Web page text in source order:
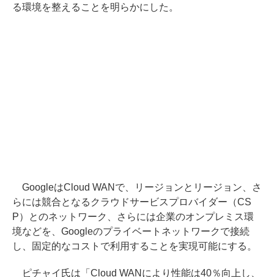
る環境を整えることを明らかにした。
GoogleはCloud WANで、リージョンとリージョン、さ
らには競合となるクラウドサービスプロバイダー（CS
P）とのネットワーク、さらには企業のオンプレミス環
境などを、Googleのプライベートネットワークで接続
し、固定的なコストで利用することを実現可能にする。
ピチャイ氏は「Cloud WANにより性能は40％向上し、